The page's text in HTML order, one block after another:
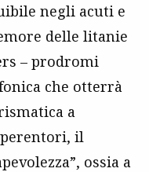
negli acuti e
delle litanie
– prodromi
che otterrà
a
il
ossia a